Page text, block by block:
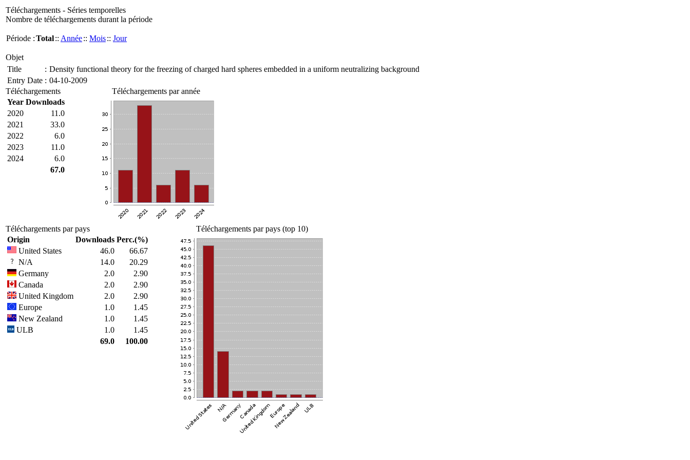
Téléchargements - Séries temporelles
Nombre de téléchargements durant la période
Période :Total:: Année:: Mois:: Jour
Objet
Title
: Density functional theory for the freezing of charged hard spheres embedded in a uniform neutralizing background
Entry Date : 04-10-2009
Téléchargements
Year Downloads
2020
11.0
2021
33.0
2022
6.0
2023
11.0
2024
6.0
67.0
Téléchargements par année
Téléchargements par pays
Origin
Downloads Perc.(%)
United States
46.0
66.67
N/A
14.0
20.29
Germany
2.0
2.90
Canada
2.0
2.90
United Kingdom
2.0
2.90
Europe
1.0
1.45
New Zealand
1.0
1.45
ULB
1.0
1.45
69.0
100.00
Téléchargements par pays (top 10)